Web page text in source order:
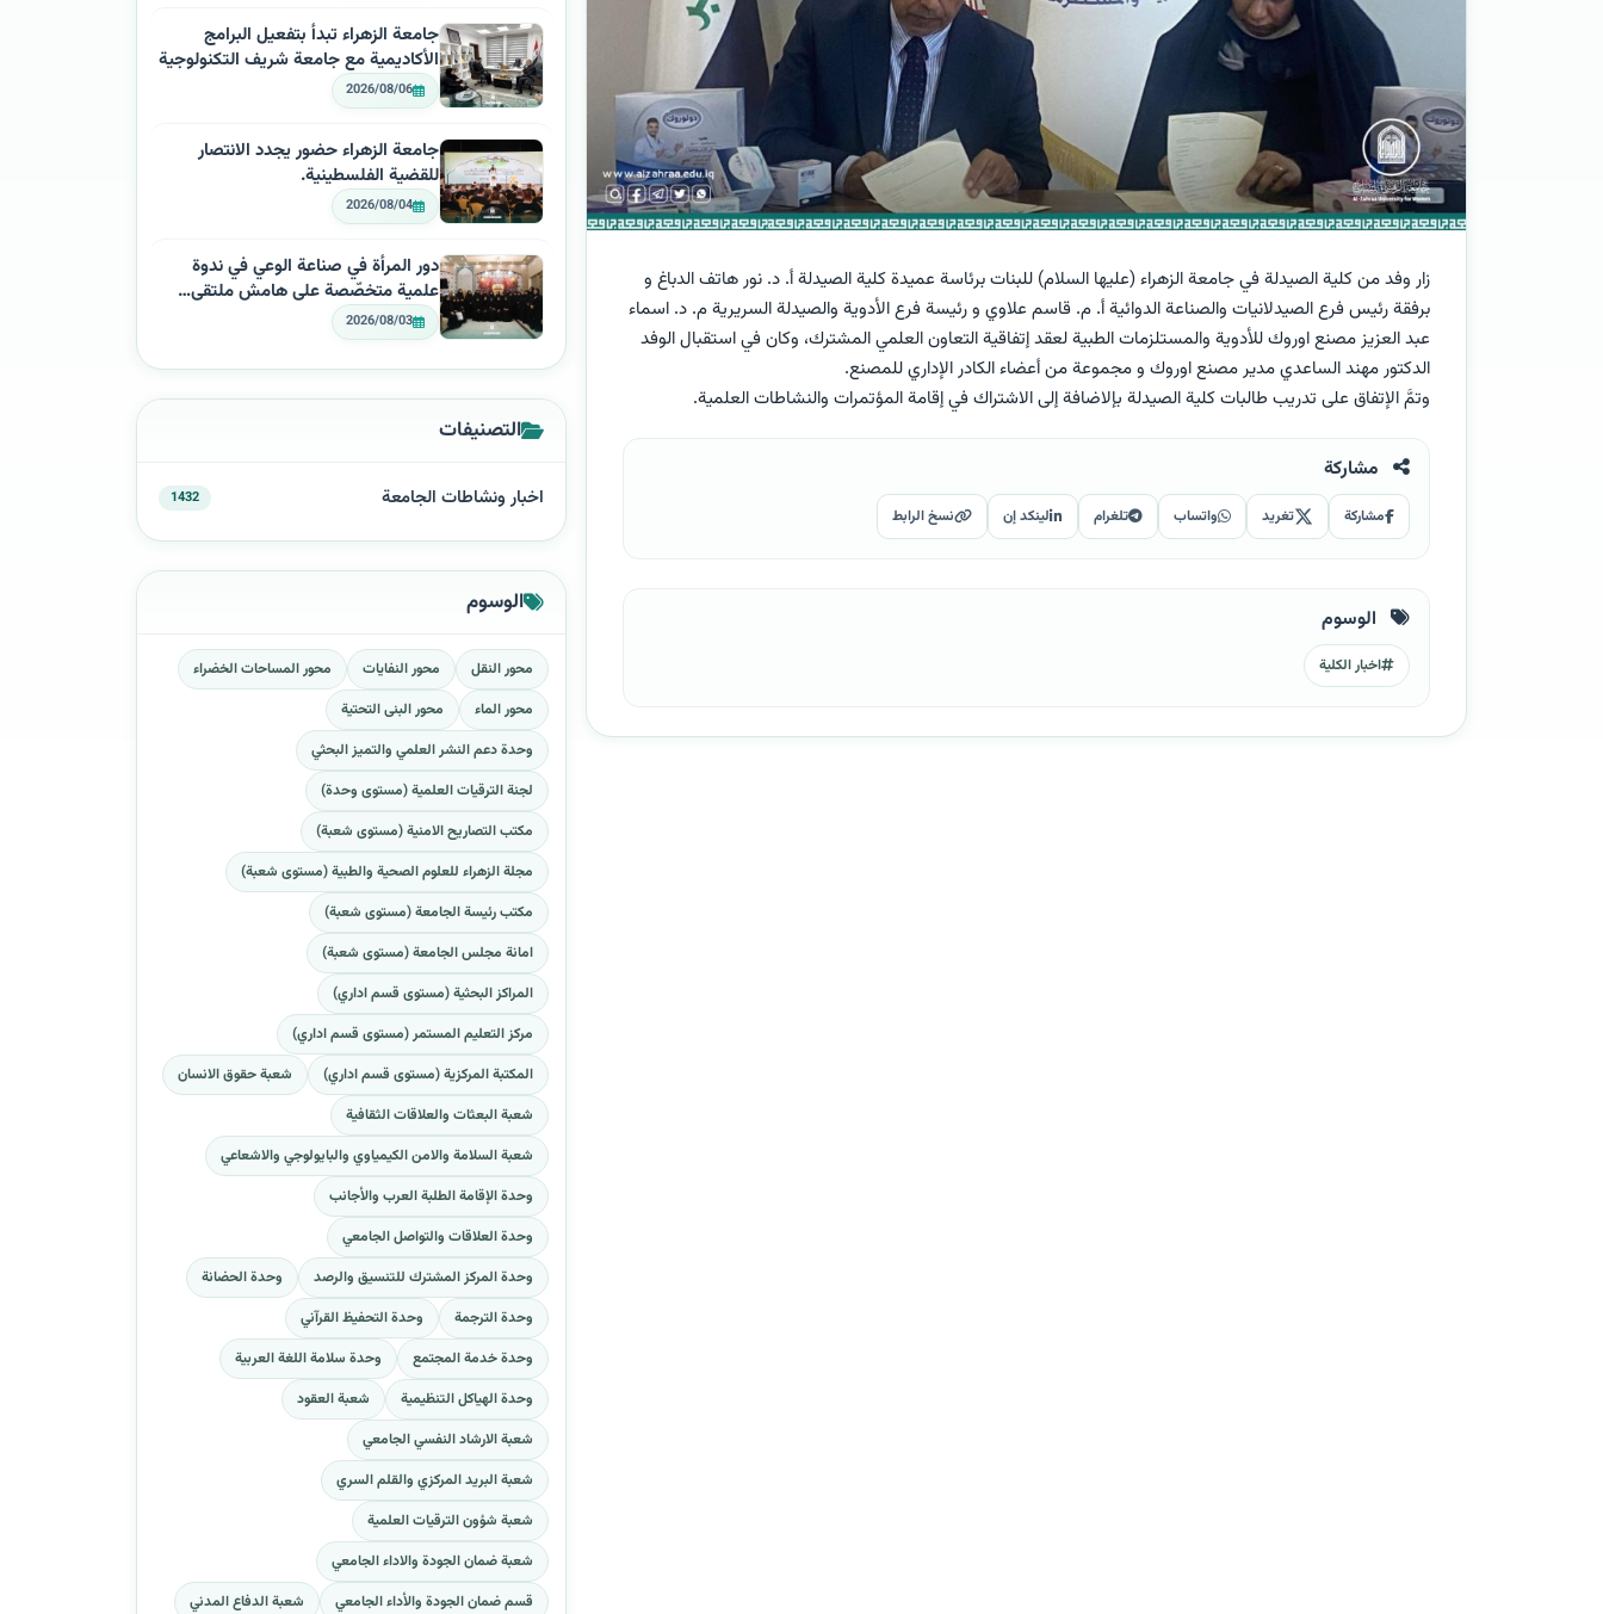
زار وفد من كلية الصيدلة في جامعة الزهراء (عليها السلام) للبنات برئاسة عميدة كلية الصيدلة أ. د. نور هاتف الدباغ و
برفقة رئيس فرع الصيدلانيات والصناعة الدوائية أ. م. قاسم علاوي و رئيسة فرع الأدوية والصيدلة السريرية م. د. اسماء
عبد العزيز مصنع اوروك للأدوية والمستلزمات الطبية لعقد إتفاقية التعاون العلمي المشترك، وكان في استقبال الوفد
الدكتور مهند الساعدي مدير مصنع اوروك و مجموعة من أعضاء الكادر الإداري للمصنع.
وتمَّ الإتفاق على تدريب طالبات كلية الصيدلة بإلاضافة إلى الاشتراك في إقامة المؤتمرات والنشاطات العلمية.
مشاركة
مشاركة تغريد واتساب تلغرام لينكد إن نسخ الرابط
الوسوم
اخبار الكلية
جامعة الزهراء تبدأ بتفعيل البرامج
الأكاديمية مع جامعة شريف التكنولوجية
2026/08/06
جامعة الزهراء حضور يجدد الانتصار
للقضية الفلسطينية.
2026/08/04
دور المرأة في صناعة الوعي في ندوة
علمية متخصّصة على هامش ملتقى…
2026/08/03
التصنيفات
اخبار ونشاطات الجامعة 1432
الوسوم
محور النقل محور النفايات
محور المساحات الخضراء
محور الماء
محور البنى التحتية
وحدة دعم النشر العلمي والتميز البحثي
لجنة الترقيات العلمية (مستوى وحدة)
مكتب التصاريح الامنية (مستوى شعبة)
مجلة الزهراء للعلوم الصحية والطبية (مستوى شعبة)
مكتب رئيسة الجامعة (مستوى شعبة)
امانة مجلس الجامعة (مستوى شعبة)
المراكز البحثية (مستوى قسم اداري)
مركز التعليم المستمر (مستوى قسم اداري)
المكتبة المركزية (مستوى قسم اداري)
شعبة حقوق الانسان
شعبة البعثات والعلاقات الثقافية
شعبة السلامة والامن الكيمياوي والبايولوجي والاشعاعي
وحدة الإقامة الطلبة العرب والأجانب
وحدة العلاقات والتواصل الجامعي
وحدة المركز المشترك للتنسيق والرصد
وحدة الحضانة
وحدة الترجمة
وحدة التحفيظ القرآني
وحدة خدمة المجتمع
وحدة سلامة اللغة العربية
وحدة الهياكل التنظيمية
شعبة العقود
شعبة الارشاد النفسي الجامعي
شعبة البريد المركزي والقلم السري
شعبة شؤون الترقيات العلمية
شعبة ضمان الجودة والاداء الجامعي
قسم ضمان الجودة والأداء الجامعي
شعبة الدفاع المدني